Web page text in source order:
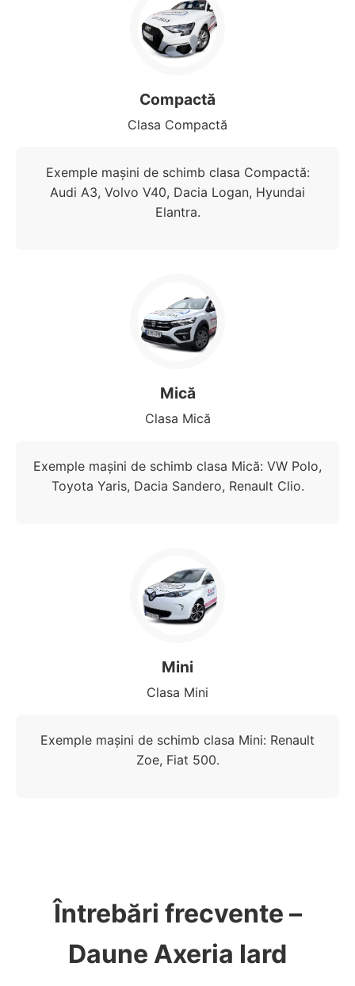
Compactă
Clasa Compactă
Exemple mașini de schimb clasa Compactă:
Audi A3, Volvo V40, Dacia Logan, Hyundai
Elantra.
Mică
Clasa Mică
Exemple mașini de schimb clasa Mică: VW Polo,
Toyota Yaris, Dacia Sandero, Renault Clio.
Mini
Clasa Mini
Exemple mașini de schimb clasa Mini: Renault
Zoe, Fiat 500.
Întrebări frecvente –
Daune Axeria Iard